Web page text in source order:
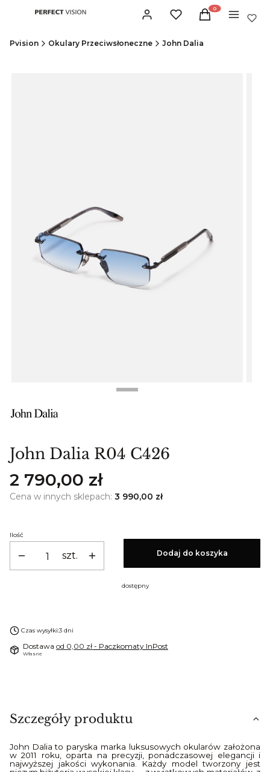
Zaloguj sięUlubione Produkty w
Koszyk Menu
Pvision Okulary Przeciwsłoneczne John Dalia
John Dalia R04 C426
Cena
2 790,00 zł
Cena w innych sklepach: 3 990,00 zł
Ilość
szt. Dodaj do koszyka
dostępny
Czas wysyłki:3 dni
Dostawa od 0,00 zł - Paczkomaty InPost
Własne
Szczegóły produktu
John Dalia to paryska marka luksusowych okularów założona
w 2011 roku, oparta na precyzji, ponadczasowej elegancji i
najwyższej jakości wykonania. Każdy model tworzony jest